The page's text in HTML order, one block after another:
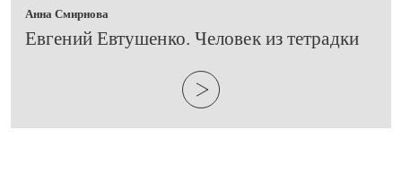
Анна Смирнова
Евгений Евтушенко. Человек из тетрадки